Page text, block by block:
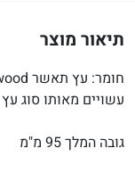
תיאור מוצר
עשויים מאותו סוג
גובה המלך 95 מ"מ